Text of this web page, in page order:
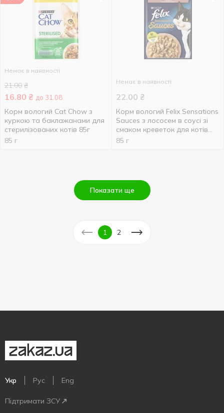
Немає в наявності
21.00 ₴
16.80 ₴ до 31.08
Корм вологий Cat Chow з
куркою та баклажанами для
стерилізованих котів 85г
85 г
Немає в наявності
22.00 ₴
Корм вологий Felix Sensations
Sauces з лососем в соусі зі
смаком креветок для котів
85г
85 г
Показати ще
1 2
Укр Рус Eng
Підтримати ЗСУ